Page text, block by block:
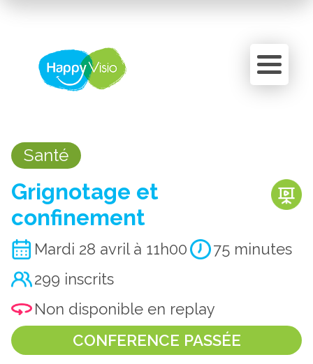
Santé
Grignotage et
confinement
Mardi 28 avril à 11h00
75 minutes
299 inscrits
Non disponible en replay
CONFERENCE PASSÉE